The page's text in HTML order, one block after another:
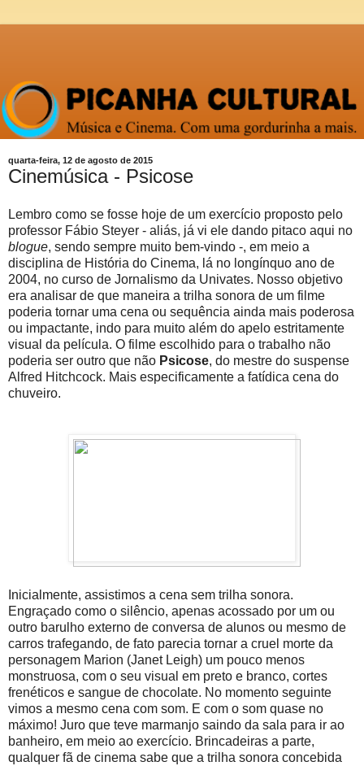
quarta-feira, 12 de agosto de 2015
Cinemúsica - Psicose
Lembro como se fosse hoje de um exercício proposto pelo
professor Fábio Steyer - aliás, já vi ele dando pitaco aqui no
blogue, sendo sempre muito bem-vindo -, em meio a
disciplina de História do Cinema, lá no longínquo ano de
2004, no curso de Jornalismo da Univates. Nosso objetivo
era analisar de que maneira a trilha sonora de um filme
poderia tornar uma cena ou sequência ainda mais poderosa
ou impactante, indo para muito além do apelo estritamente
visual da película. O filme escolhido para o trabalho não
poderia ser outro que não Psicose, do mestre do suspense
Alfred Hitchcock. Mais especificamente a fatídica cena do
chuveiro.
Inicialmente, assistimos a cena sem trilha sonora.
Engraçado como o silêncio, apenas acossado por um ou
outro barulho externo de conversa de alunos ou mesmo de
carros trafegando, de fato parecia tornar a cruel morte da
personagem Marion (Janet Leigh) um pouco menos
monstruosa, com o seu visual em preto e branco, cortes
frenéticos e sangue de chocolate. No momento seguinte
vimos a mesmo cena com som. E com o som quase no
máximo! Juro que teve marmanjo saindo da sala para ir ao
banheiro, em meio ao exercício. Brincadeiras a parte,
qualquer fã de cinema sabe que a trilha sonora concebida